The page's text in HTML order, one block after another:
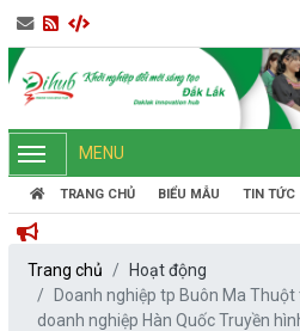
MENU
TRANG CHỦ BIỂU MẪU TIN TỨC
Trang chủ
Hoạt động
Doanh nghiệp tp Buôn Ma
doanh nghiệp Hàn Quốc Truyền